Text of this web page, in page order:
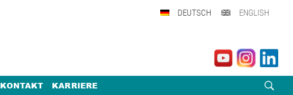
DEUTSCH ENGLISH
KONTAKT KARRIERE